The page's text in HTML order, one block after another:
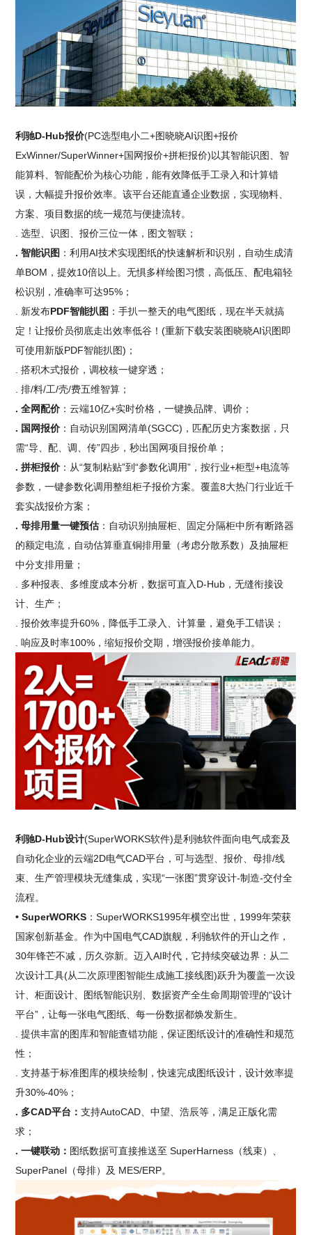
利驰D-Hub报价(PC选型电小二+图晓晓AI识图+报价
ExWinner/SuperWinner+国网报价+拼柜报价)以其智能识图、智
能算料、智能配价为核心功能，能有效降低手工录入和计算错
误，大幅提升报价效率。该平台还能直通企业数据，实现物料、
方案、项目数据的统一规范与便捷流转。
. 选型、识图、报价三位一体，图文智联；
. 智能识图 ：利用AI技术实现图纸的快速解析和识别，自动生成清
单BOM，提效10倍以上。无惧多样绘图习惯，高低压、配电箱轻
松识别，准确率可达95%；
. 新发布PDF智能扒图 ：手扒一整天的电气图纸，现在半天就搞
定！让报价员彻底走出效率低谷！(重新下载安装图晓晓AI识图即
可使用新版PDF智能扒图)；
. 搭积木式报价，调校核一键穿透；
. 排/料/工/壳/费五维智算；
. 全网配价 ：云端10亿+实时价格，一键换品牌、调价；
. 国网报价 ：自动识别国网清单(SGCC)，匹配历史方案数据，只
需“导、配、调、传”四步，秒出国网项目报价单；
. 拼柜报价 ：从“复制粘贴”到“参数化调用”，按行业+柜型+电流等
参数，一键参数化调用整组柜子报价方案。覆盖8大热门行业近千
套实战报价方案；
. 母排用量一键预估 ：自动识别抽屉柜、固定分隔柜中所有断路器
的额定电流，自动估算垂直铜排用量（考虑分散系数）及抽屉柜
中分支排用量；
. 多种报表、多维度成本分析，数据可直入D-Hub，无缝衔接设
计、生产；
. 报价效率提升60%，降低手工录入、计算量，避免手工错误；
. 响应及时率100%，缩短报价交期，增强报价接单能力。
利驰D-Hub设计(SuperWORKS软件)是利驰软件面向电气成套及
自动化企业的云端2D电气CAD平台，可与选型、报价、母排/线
束、生产管理模块无缝集成，实现“一张图”贯穿设计-制造-交付全
流程。
• SuperWORKS ：SuperWORKS1995年横空出世，1999年荣获
国家创新基金。作为中国电气CAD旗舰，利驰软件的开山之作，
30年锋芒不减，历久弥新。迈入AI时代，它持续突破边界：从二
次设计工具(从二次原理图智能生成施工接线图)跃升为覆盖一次设
计、柜面设计、图纸智能识别、数据资产全生命周期管理的“设计
平台”，让每一张电气图纸、每一份数据都焕发新生。
. 提供丰富的图库和智能查错功能，保证图纸设计的准确性和规范
性；
. 支持基于标准图库的模块绘制，快速完成图纸设计，设计效率提
升30%-40%；
. 多CAD平台：支持AutoCAD、中望、浩辰等，满足正版化需
求；
. 一键联动： 图纸数据可直接推送至 SuperHarness（线束）、
SuperPanel（母排）及 MES/ERP。